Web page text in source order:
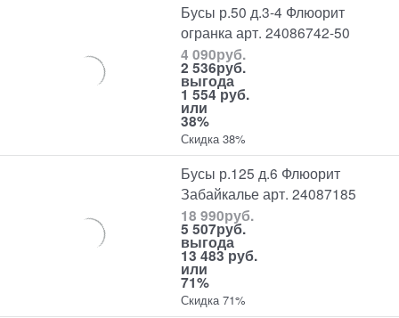
Бусы р.50 д.3-4 Флюорит
огранка арт. 24086742-50
4 090руб.
2 536руб.
выгода
1 554 руб.
или
38%
Скидка 38%
Бусы р.125 д.6 Флюорит
Забайкалье арт. 24087185
18 990руб.
5 507руб.
выгода
13 483 руб.
или
71%
Скидка 71%